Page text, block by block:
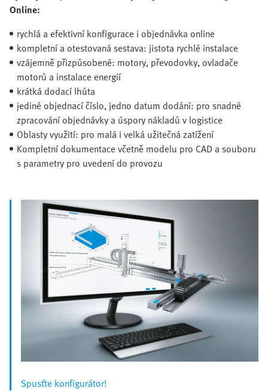
Online:
rychlá a efektivní konfigurace i objednávka online
kompletní a otestovaná sestava: jistota rychlé instalace
vzájemně přizpůsobené: motory, převodovky, ovladače
motorů a instalace energií
krátká dodací lhůta
jediné objednací číslo, jedno datum dodání: pro snadné
zpracování objednávky a úspory nákladů v logistice
Oblasty využití: pro malá i velká užitečná zatížení
Kompletní dokumentace včetně modelu pro CAD a souboru
s parametry pro uvedení do provozu
Spusťte konfigurátor!